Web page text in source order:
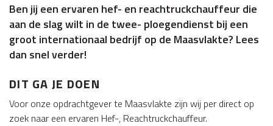
Ben jij een ervaren hef- en reachtruckchauffeur die
aan de slag wilt in de twee- ploegendienst bij een
groot internationaal bedrijf op de Maasvlakte? Lees
dan snel verder!
DIT GA JE DOEN
Voor onze opdrachtgever te Maasvlakte zijn wij per direct op
zoek naar een ervaren Hef-, Reachtruckchauffeur.